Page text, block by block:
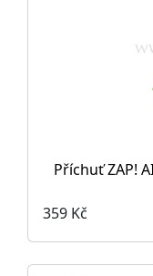
Příchuť ZAP!
359 Kč